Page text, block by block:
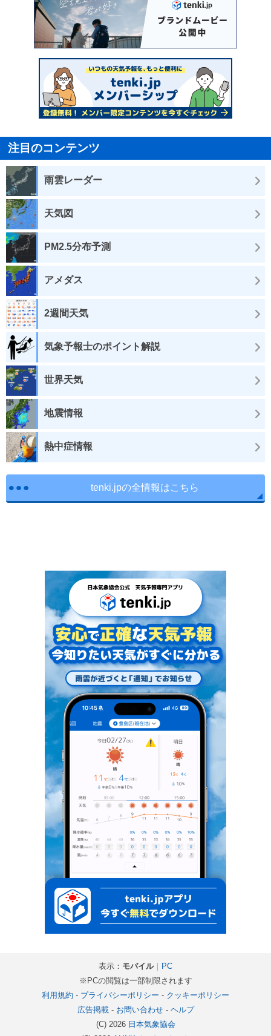
注目のコンテンツ
雨雲レーダー
天気図
PM2.5分布予測
アメダス
2週間天気
気象予報士のポイント解説
世界天気
地震情報
熱中症情報
tenki.jpの全情報はこちら
表示： モバイル｜ PC
※PCの閲覧は一部制限されます
利用規約 - プライバシーポリシー - クッキーポリシー
広告掲載- お問い合わせ- ヘルプ
(C) 2026 日本気象協会